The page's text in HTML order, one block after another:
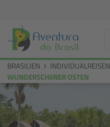
BRASILIEN INDIVIDUALREISEN
WUNDERSCHöNER OSTEN